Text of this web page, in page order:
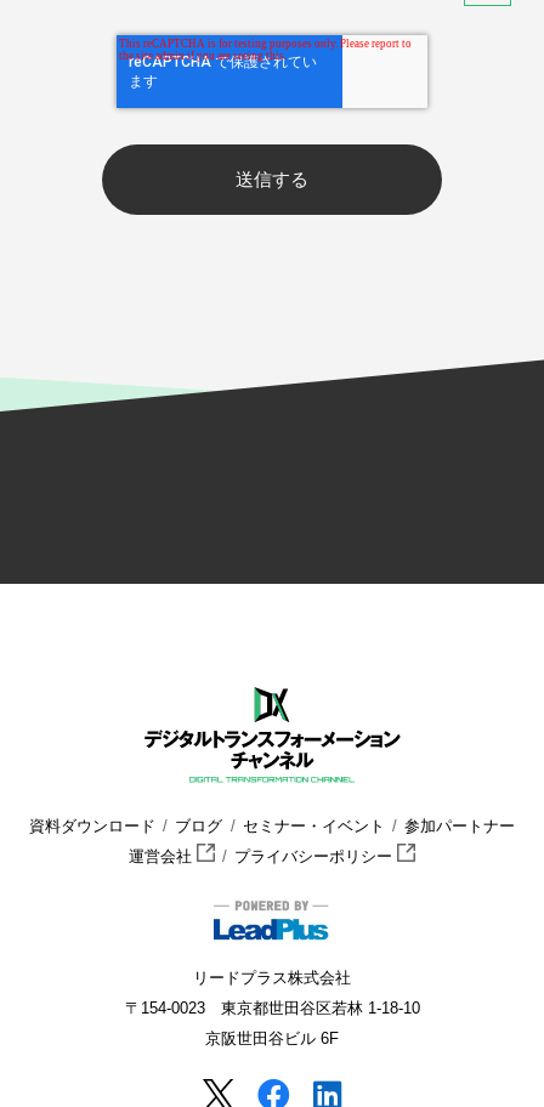
資料ダウンロード ブログ セミナー・イベント
参加パートナー
運営会社
プライバシーポリシー
リードプラス株式会社
〒154-0023 東京都世田谷区若林 1-18-10
京阪世田谷ビル 6F